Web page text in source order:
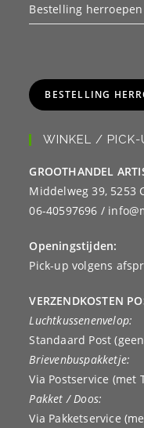
Bestelling herroepen
BESTELLING
WINKEL / PICK-
GROOTHANDEL
Middelweg 39, 5253
06-40597696 /
Openingstijden:
Pick-up volgens
VERZENDKOSTEN
Luchtkussenenvelop:
Standaard Post
Brievenbuspakketje:
Via Postservice (met
Pakket / Doos:
Via Pakketservice